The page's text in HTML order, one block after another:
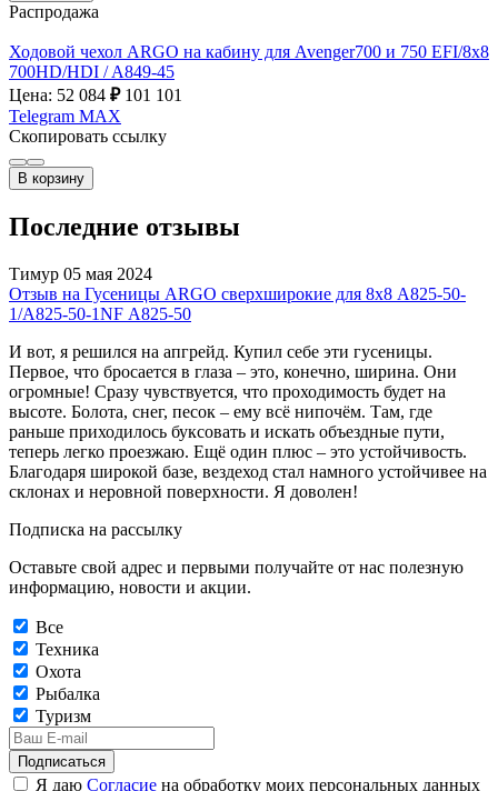
Распродажа
Ходовой чехол ARGO на кабину для Avenger700 и 750 EFI/8х8
700HD/HDI / A849-45
Цена: 52 084 ₽ 101 101
Telegram MAX
Скопировать ссылку
В корзину
Последние отзывы
Тимур 05 мая 2024
Отзыв на Гусеницы ARGO сверхширокие для 8х8 А825-50-
1/A825-50-1NF А825-50
И вот, я решился на апгрейд. Купил себе эти гусеницы.
Первое, что бросается в глаза – это, конечно, ширина. Они
огромные! Сразу чувствуется, что проходимость будет на
высоте. Болота, снег, песок – ему всё нипочём. Там, где
раньше приходилось буксовать и искать объездные пути,
теперь легко проезжаю. Ещё один плюс – это устойчивость.
Благодаря широкой базе, вездеход стал намного устойчивее на
склонах и неровной поверхности. Я доволен!
Подписка на рассылку
Оставьте свой адрес и первыми получайте от нас полезную
информацию, новости и акции.
Все
Техника
Охота
Рыбалка
Туризм
Подписаться
Я даю Согласие на обработку моих персональных данных